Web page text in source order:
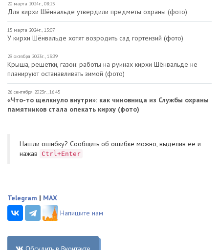
20 марта 2024г., 08:25
Для кирхи Шёнвальде утвердили предметы охраны (фото)
15 марта 2024г., 15:07
У кирхи Шёнвальде хотят возродить сад гортензий (фото)
29 октября 2023г., 13:39
Крыша, решетки, газон: работы на руинах кирхи Шёнвальде не
планируют останавливать зимой (фото)
26 сентября 2023г., 16:45
«Что-то щелкнуло внутри»: как чиновница из Службы охраны
памятников стала опекать кирху (фото)
Нашли ошибку? Cообщить об ошибке можно, выделив ее и
нажав
Ctrl+Enter
Telegram | MAX
Напишите нам